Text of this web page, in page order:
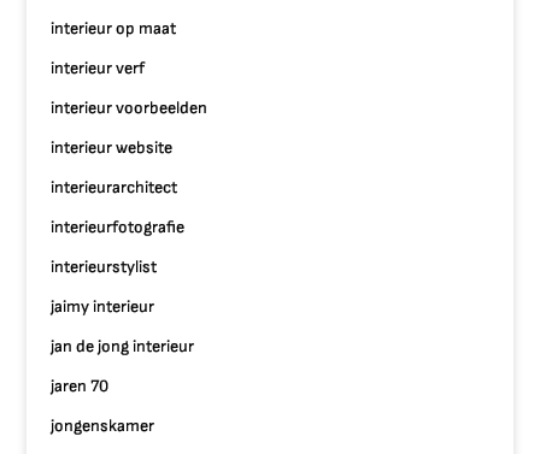
interieur op maat
interieur verf
interieur voorbeelden
interieur website
interieurarchitect
interieurfotografie
interieurstylist
jaimy interieur
jan de jong interieur
jaren 70
jongenskamer